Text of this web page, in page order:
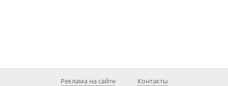
Реклама на сайте Контакты